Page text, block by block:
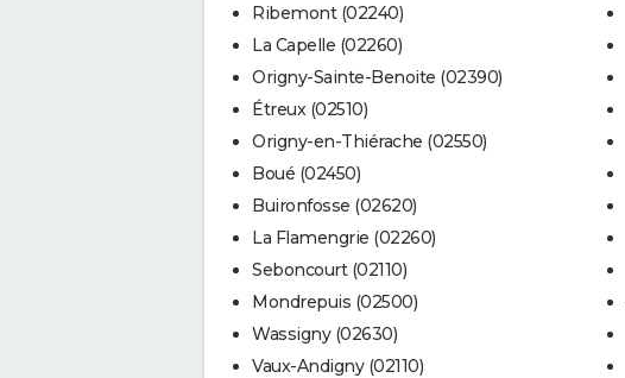
Ribemont (02240)
La Capelle (02260)
Origny-Sainte-Benoite (02390)
Étreux (02510)
Origny-en-Thiérache (02550)
Boué (02450)
Buironfosse (02620)
La Flamengrie (02260)
Seboncourt (02110)
Mondrepuis (02500)
Wassigny (02630)
Vaux-Andigny (02110)